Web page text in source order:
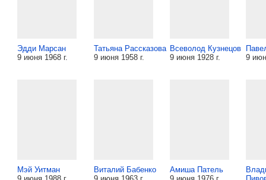
Эдди Марсан
9 июня 1968 г.
Татьяна Рассказова
9 июня 1958 г.
Всеволод Кузнецов
9 июня 1928 г.
9
Мэй Уитман
Виталий Бабенко
Амиша Патель